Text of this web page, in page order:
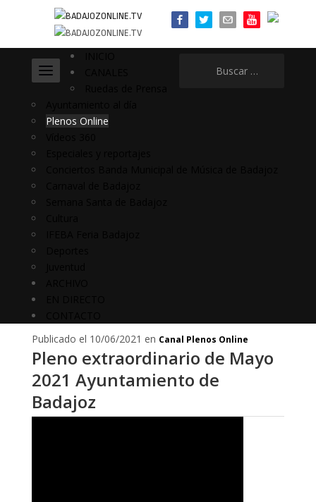
Plenos Online
Publicado el 10/06/2021 en Canal Plenos Online
Pleno extraordinario de Mayo
2021 Ayuntamiento de
Badajoz